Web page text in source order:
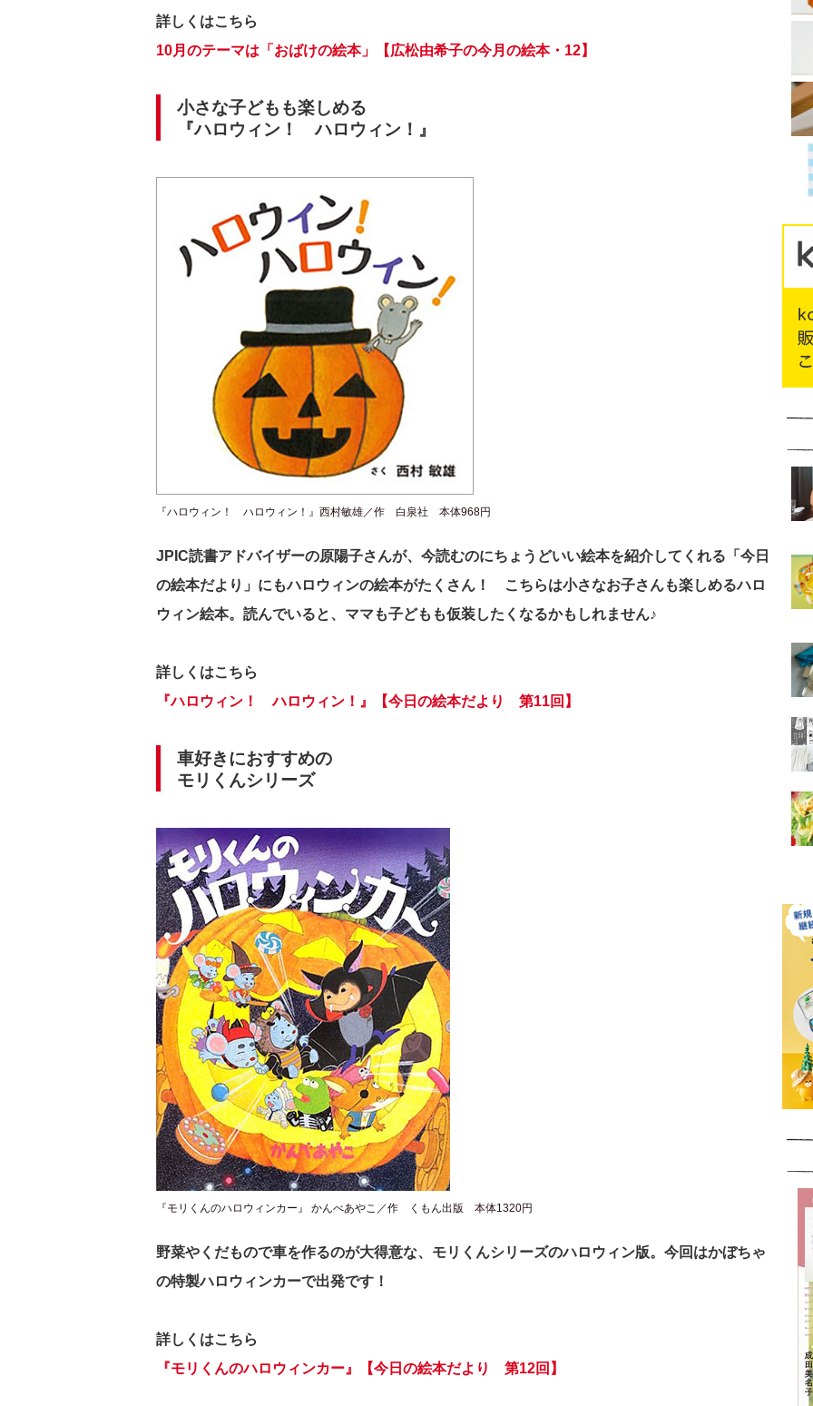
詳しくはこちら
10月のテーマは「おばけの絵本」【広松由希子の今月の絵本・12】
小さな子どもも楽しめる
『ハロウィン！ ハロウィン！』
『ハロウィン！ ハロウィン！』西村敏雄／作 白泉社 本体968円
JPIC読書アドバイザーの原陽子さんが、今読むのにちょうどいい絵本を紹介してくれる「今日
の絵本だより」にもハロウィンの絵本がたくさん！ こちらは小さなお子さんも楽しめるハロ
ウィン絵本。読んでいると、ママも子どもも仮装したくなるかもしれません♪
詳しくはこちら
『ハロウィン！ ハロウィン！』【今日の絵本だより 第11回】
車好きにおすすめの
モリくんシリーズ
『モリくんのハロウィンカー』 かんべあやこ／作 くもん出版 本体1320円
野菜やくだもので車を作るのが大得意な、モリくんシリーズのハロウィン版。今回はかぼちゃ
の特製ハロウィンカーで出発です！
詳しくはこちら
『モリくんのハロウィンカー』【今日の絵本だより 第12回】